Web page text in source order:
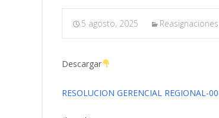
5 agosto, 2025 Reasignaciones
Descargar
RESOLUCION GERENCIAL REGIONAL-